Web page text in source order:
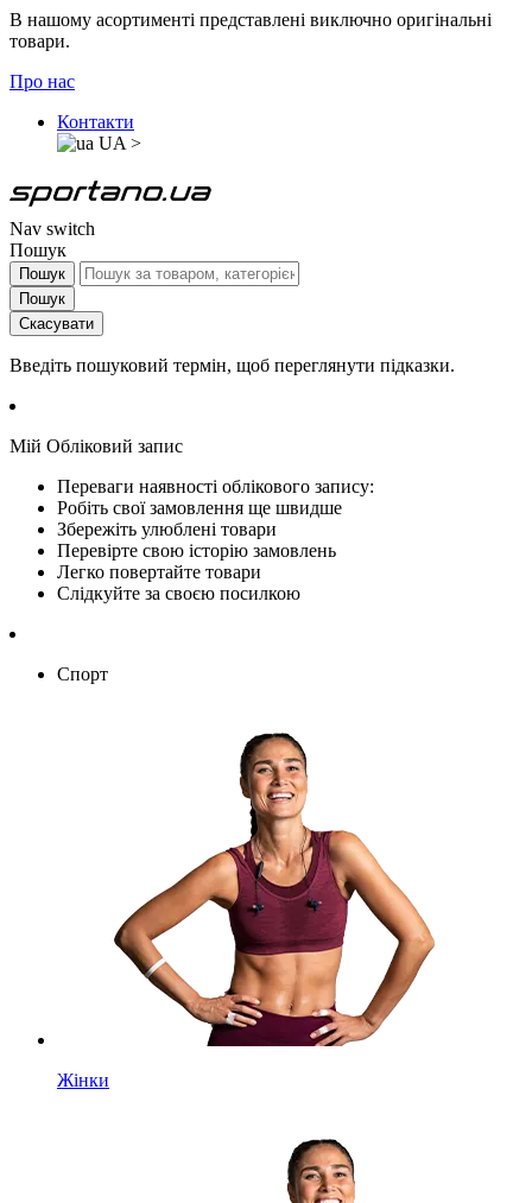
В нашому асортименті представлені виключно оригінальні
товари.
Про нас
Контакти
UA >
Nav switch
Пошук
Пошук
Пошук
Скасувати
Введіть пошуковий термін, щоб переглянути підказки.
Мій Обліковий запис
Переваги наявності облікового запису:
Робіть свої замовлення ще швидше
Збережіть улюблені товари
Перевірте свою історію замовлень
Легко повертайте товари
Слідкуйте за своєю посилкою
Спорт
Жінки